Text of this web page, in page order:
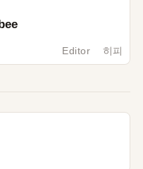
Editor 히피